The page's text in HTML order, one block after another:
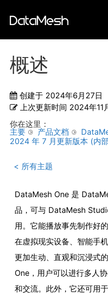
概述
创建于 2024年6月27日
上次更新时间 2024年11
你在这里：
主要
产品文档
2024 年 7 月更新版本 (内
< 所有主题
DataMesh One 是
品，可与 DataMesh
用。它能播放事先制作好
在虚拟现实设备、智能手
更加生动、直观和沉浸式
One，用户可以进行多人
和交流。此外，它还可用